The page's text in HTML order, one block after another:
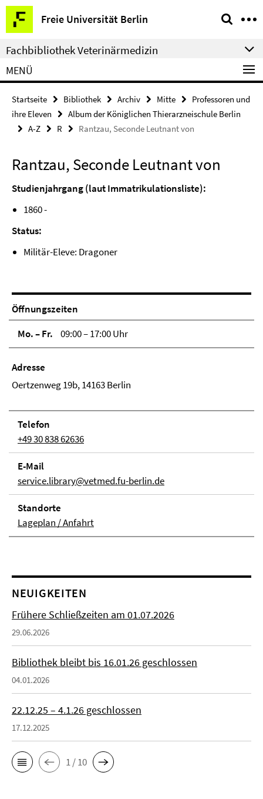
Springe
direkt
zu
Inhalt
Freie Universität Berlin
Service-
Navigation
Fachbibliothek Veterinärmedizin
MENÜ
Startseite Bibliothek Archiv Mitte
Professoren und
ihre Eleven
Album der Königlichen Thierarzneischule Berlin
A-Z
R Rantzau, Seconde Leutnant von
Rantzau, Seconde Leutnant von
Studienjahrgang (laut Immatrikulationsliste):
1860 -
Status:
Militär-Eleve: Dragoner
Öffnungszeiten
Mo. – Fr.
09:00 – 17:00 Uhr
Adresse
Oertzenweg 19b, 14163 Berlin
Telefon
+49 30 838 62636
E-Mail
service.library@vetmed.fu-berlin.de
Stand­orte
Lageplan / Anfahrt
NEUIGKEITEN
Frühere Schließzeiten am 01.07.2026
29.06.2026
Bibliothek bleibt bis 16.01.26 geschlossen
04.01.2026
22.12.25 – 4.1.26 geschlossen
17.12.2025
1 / 10